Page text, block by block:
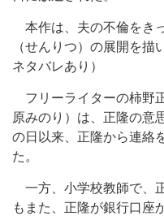
本作は、夫の不倫をき
（せんりつ）の展開を描
ネタバレあり）
フリーライターの柿野
原みのり）は、正隆の意
の日以来、正隆から連絡
た。
一方、小学校教師で、
もまた、正隆が銀行口座